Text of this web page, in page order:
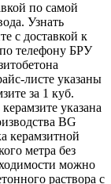
по самой
Узнать
с доставкой к
телефону БРУ
листе указаны
за 1 куб.
указана
BG
керамзитной
метра без
можно
раствора с